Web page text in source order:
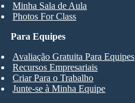
Minha Sala de Aula
Photos For Class
Para Equipes
Avaliação Gratuita Para Equipes
Recursos Empresariais
Criar Para o Trabalho
Junte-se à Minha Equipe